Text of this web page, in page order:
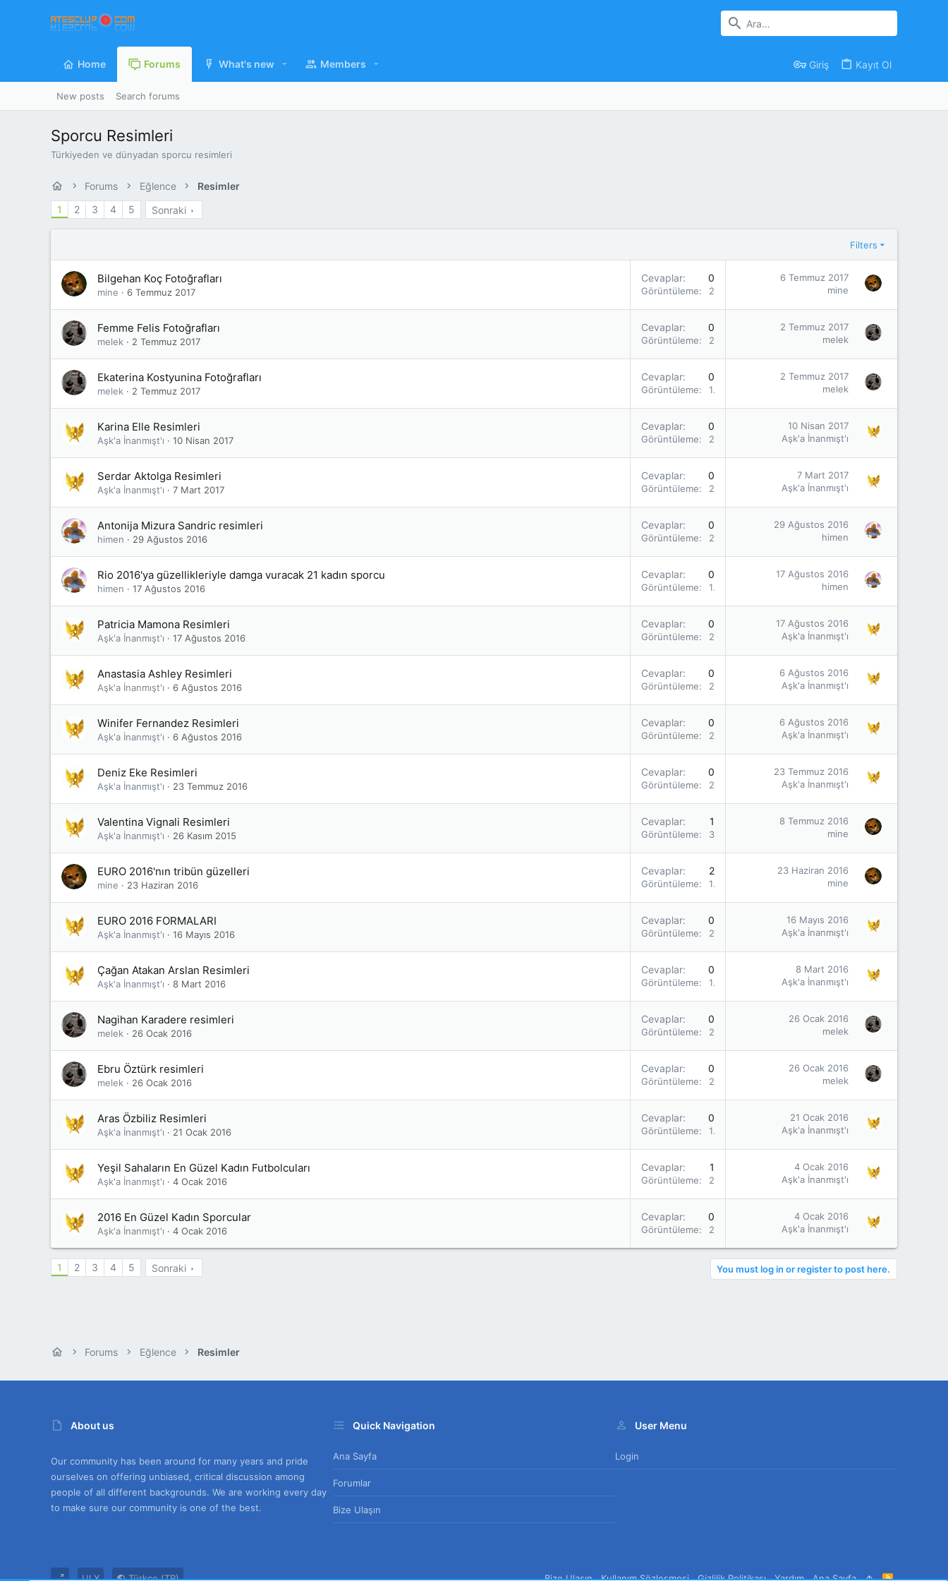
Home Forums What's new Members Giriş Kayıt Ol
New posts Search forums
Sporcu Resimleri
Türkiyeden ve dünyadan sporcu resimleri
Forums Eğlence
Resimler
1
2 3 4 5 Sonraki
Filters
Bilgehan Koç Fotoğrafları
mine 6 Temmuz 2017
Cevaplar 0
Görüntüleme
6 Temmuz 2017
mine
Femme Felis Fotoğrafları
melek 2 Temmuz 2017
Cevaplar 0
Görüntüleme
2 Temmuz 2017
melek
Ekaterina Kostyunina Fotoğrafları
melek 2 Temmuz 2017
Cevaplar 0
Görüntüleme 1K
2 Temmuz 2017
melek
Karina Elle Resimleri
Aşk'a İnanmışt'ı 10 Nisan 2017
Cevaplar 0
Görüntüleme
10 Nisan 2017
Aşk'a İnanmışt'ı
Serdar Aktolga Resimleri
Aşk'a İnanmışt'ı 7 Mart 2017
Cevaplar 0
Görüntüleme
7 Mart 2017
Aşk'a İnanmışt'ı
Antonija Mizura Sandric resimleri
himen 29 Ağustos 2016
Cevaplar 0
Görüntüleme
29 Ağustos 2016
himen
Rio 2016'ya güzellikleriyle damga vuracak 21 kadın sporcu
himen 17 Ağustos 2016
Cevaplar 0
Görüntüleme 1K
17 Ağustos 2016
himen
Patricia Mamona Resimleri
Aşk'a İnanmışt'ı 17 Ağustos 2016
Cevaplar 0
Görüntüleme
17 Ağustos 2016
Aşk'a İnanmışt'ı
Anastasia Ashley Resimleri
Aşk'a İnanmışt'ı 6 Ağustos 2016
Cevaplar 0
Görüntüleme
6 Ağustos 2016
Aşk'a İnanmışt'ı
Winifer Fernandez Resimleri
Aşk'a İnanmışt'ı 6 Ağustos 2016
Cevaplar 0
Görüntüleme
6 Ağustos 2016
Aşk'a İnanmışt'ı
Deniz Eke Resimleri
Aşk'a İnanmışt'ı 23 Temmuz 2016
Cevaplar 0
Görüntüleme
23 Temmuz 2016
Aşk'a İnanmışt'ı
Valentina Vignali Resimleri
Aşk'a İnanmışt'ı 26 Kasım 2015
Cevaplar 1
Görüntüleme
8 Temmuz 2016
mine
EURO 2016'nın tribün güzelleri
mine 23 Haziran 2016
Cevaplar 2
Görüntüleme 1K
23 Haziran 2016
mine
EURO 2016 FORMALARI
Aşk'a İnanmışt'ı 16 Mayıs 2016
Cevaplar 0
Görüntüleme
16 Mayıs 2016
Aşk'a İnanmışt'ı
Çağan Atakan Arslan Resimleri
Aşk'a İnanmışt'ı 8 Mart 2016
Cevaplar 0
Görüntüleme 1K
8 Mart 2016
Aşk'a İnanmışt'ı
Nagihan Karadere resimleri
melek 26 Ocak 2016
Cevaplar 0
Görüntüleme
26 Ocak 2016
melek
Ebru Öztürk resimleri
melek 26 Ocak 2016
Cevaplar 0
Görüntüleme
26 Ocak 2016
melek
Aras Özbiliz Resimleri
Aşk'a İnanmışt'ı 21 Ocak 2016
Cevaplar 0
Görüntüleme 1K
21 Ocak 2016
Aşk'a İnanmışt'ı
Yeşil Sahaların En Güzel Kadın Futbolcuları
Aşk'a İnanmışt'ı 4 Ocak 2016
Cevaplar 1
Görüntüleme
4 Ocak 2016
Aşk'a İnanmışt'ı
2016 En Güzel Kadın Sporcular
Aşk'a İnanmışt'ı 4 Ocak 2016
Cevaplar 0
Görüntüleme
4 Ocak 2016
Aşk'a İnanmışt'ı
1 2 3 4 5 Sonraki You must log in or register to post here.
Forums Eğlence Resimler
About us
Our community has been around for many years and pride
ourselves on offering unbiased, critical discussion among
people of all different backgrounds. We are working every day
to make sure our community is one of the best.
Quick Navigation
Ana Sayfa
Forumlar
Bize Ulaşın
User Menu
Login
UI.X Türkçe (TR) Bize Ulaşın Kullanım Sözleşmesi Gizlilik Politikası Yardım Ana Sayfa R